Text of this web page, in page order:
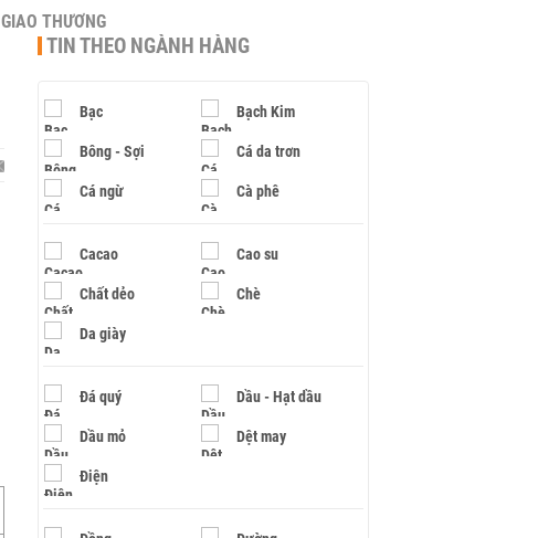
GIAO THƯƠNG
TIN THEO NGÀNH HÀNG
Bạc Bạch Kim
Bông - Sợi Cá da trơn
Cá ngừ Cà phê
Cacao Cao su
Chất dẻo Chè
Da giày
Đá quý Dầu - Hạt dầu
Dầu mỏ Dệt may
Điện